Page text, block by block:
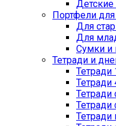
Детские
Портфели
Для
Для
Сумки и
Тетради и
Тетради
Тетради